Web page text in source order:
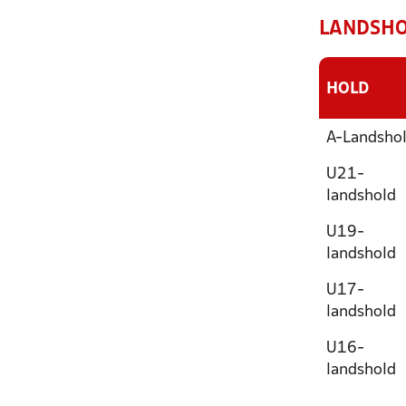
HOLD
A-
U21-
landshold
U19-
landshold
U17-
landshold
U16-
landshold